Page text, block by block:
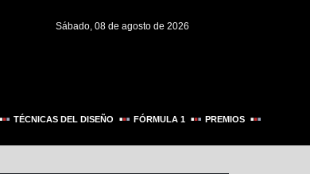
Sábado, 08 de agosto de 2026
TÉCNICAS DEL DISEÑO FÓRMULA 1
PREMIOS